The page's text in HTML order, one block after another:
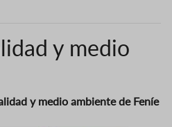
y medio
y medio ambiente de Feníe